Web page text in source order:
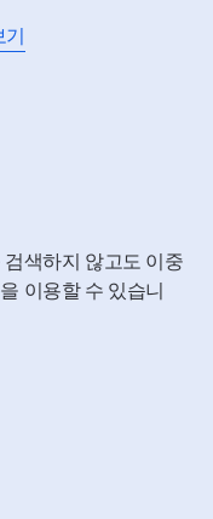
기
색하지 않고도 이중
이용할 수 있습니